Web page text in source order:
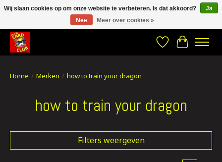
CRACH CARD CLUB , The best place to Geek out!
Verlanglijst
Home / Merken / how to train your dragon
how to train your dragon
Filters weergeven
Wij slaan cookies op om onze website te verbeteren. Is dat akkoord?
Ja
Nee
Meer over cookies »